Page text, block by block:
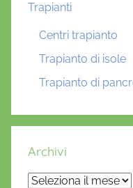
Trapianti
Centri trapianto
Trapianto di isole
Trapianto di
Archivi
Archivi